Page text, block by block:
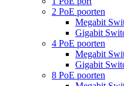
2 PoE poorten
Megabit
Gigabit
4 PoE poorten
Megabit
Gigabit
8 PoE poorten